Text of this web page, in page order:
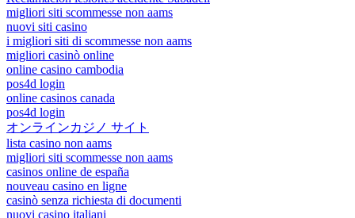
migliori siti scommesse non aams
nuovi siti casino
i migliori siti di scommesse non aams
migliori casinò online
online casino cambodia
pos4d login
online casinos canada
pos4d login
オンラインカジノ サイト
lista casino non aams
migliori siti scommesse non aams
casinos online de españa
nouveau casino en ligne
casinò senza richiesta di documenti
nuovi casino italiani